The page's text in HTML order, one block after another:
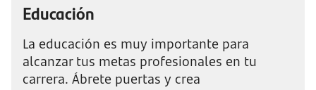
Educación
La educación es muy importante para
alcanzar tus metas profesionales en tu
carrera. Ábrete puertas y crea